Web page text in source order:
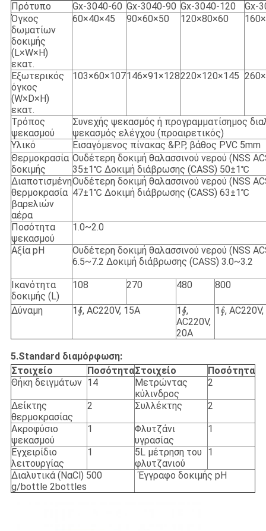
Πρότυπο
Gx-3040-60 Gx-3040-90 Gx-3040-120
Gx-
Όγκος
δωματίων
δοκιμής
(L×W×H)
εκατ.
60×40×45 90×60×50 120×80×60
Εξωτερικός
όγκος
(W×D×H)
εκατ.
103×60×107146×91×128220×120×145
Τρόπος
ψεκασμού
Συνεχής ψεκασμός ή προγραμματίσημος
ψεκασμός ελέγχου (προαιρετικός)
Υλικό
Εισαγόμενος πίνακας &P.P, βάθος PVC 5mm
Θερμοκρασία
δοκιμής
Ουδέτερη δοκιμή θαλασσινού νερού (NSS
35±1℃ Δοκιμή διάβρωσης (CASS) 50±1℃
Διαποτισμένη
θερμοκρασία
βαρελιών
αέρα
Ουδέτερη δοκιμή θαλασσινού νερού (NSS
47±1℃ Δοκιμή διάβρωσης (CASS) 63±1℃
Ποσότητα
ψεκασμού
1.0~2.0
Αξία pH
Ουδέτερη δοκιμή θαλασσινού νερού (NSS
6.5~7.2 Δοκιμή διάβρωσης (CASS) 3.0~3.2
Ικανότητα
δοκιμής (L)
108 270 480 800
Δύναμη 1∮, AC220V, 15A
1∮,
AC220V,
20A
1∮,
5.Standard διαμόρφωση:
Στοιχείο
ΠοσότηταΣτοιχείο
Ποσότητα
Θήκη δειγμάτων 14
Μετρώντας
κύλινδρος
2
Δείκτης
θερμοκρασίας
2 Συλλέκτης 2
Ακροφύσιο
ψεκασμού
1
Φλυτζάνι
υγρασίας
1
Εγχειρίδιο
λειτουργίας
1
5L μέτρηση του
φλυτζανιού
1
Διαλυτικά (ΝαCl) 500
g/bottle 2bottles
Έγγραφο δοκιμής pH